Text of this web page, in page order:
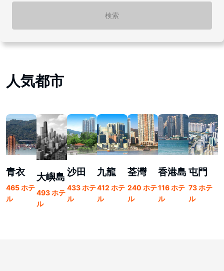
検索
人気都市
青衣
465 ホテ
ル
大嶼島
493 ホテ
ル
沙田
433 ホテ
ル
九龍
412 ホテ
ル
荃灣
240 ホテ
ル
香港島
116 ホテ
ル
屯門
73 ホテ
ル